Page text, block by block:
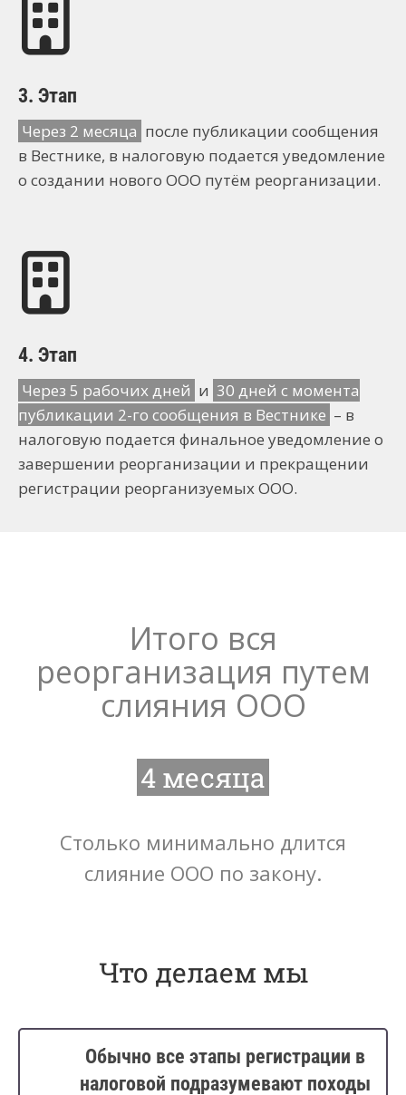
3. Этап
Через 2 месяца после публикации сообщения
в Вестнике, в налоговую подается уведомление
о создании нового ООО путём реорганизации.
4. Этап
Через 5 рабочих дней и 30 дней с момента
публикации 2-го сообщения в Вестнике – в
налоговую подается финальное уведомление о
завершении реорганизации и прекращении
регистрации реорганизуемых ООО.
Итого вся
реорганизация путем
слияния ООО
4 месяца
Столько минимально длится
слияние ООО по закону.
Что делаем мы
Обычно все этапы регистрации в
налоговой подразумевают походы